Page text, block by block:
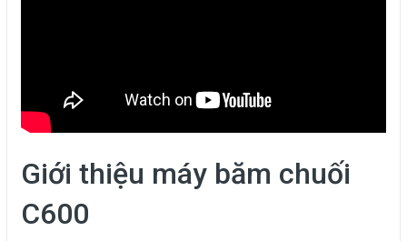
Giới thiệu máy băm chuối
C600